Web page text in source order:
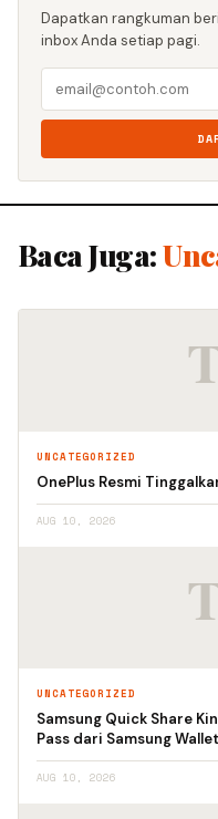
Dapatkan rangkuman
inbox Anda setiap pagi.
Baca Juga:
UNCATEGORIZED
OnePlus Resmi
AUG 10, 2026
UNCATEGORIZED
Samsung Quick Share
Pass dari Samsung Wallet
AUG 10, 2026